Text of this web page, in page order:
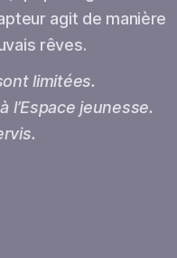
agit de manière
rêves.
limitées.
l’Espace jeunesse.